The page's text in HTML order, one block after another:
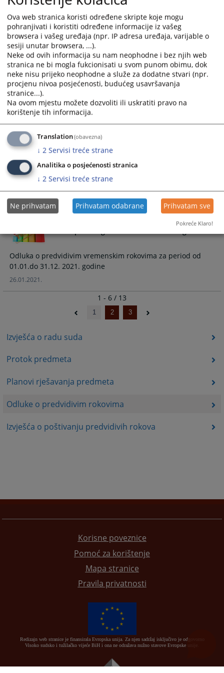
Izvješća o radu suda
Protok predmeta
Planovi rješavanja predmeta
Odluke o predvidivim rokovima
Izvješća o poštivanju predvidivih rokova
Odluke o predvidivim rokovima
Općinskog suda u Livnu za 2023. godinu
Odluke o predvidivim rokovima Općinskog suda u Livnu za
2023. godinu
15.02.2023.
Općinskog suda u Livnu za 2022. godinu
Odluka o predvidivim vremenskim rokovima za period od
01.01.do 31.12. 2022. godine
26.01.2022.
Odluke o predvidivim rokovima
Odluka o predvidivim vremenskim rokovima za period od
01.01.do 31.12. 2021. godine
26.01.2021.
1 - 6 / 13
1 2 3
Korisne poveznice
Pomoć za korištenje
Mapa stranice
Pravila privatnosti
Redizajn web stranice je finansirala Evropska unija. Za njen sadržaj isključivo je odgovorno
Visoko sudsko i tužilačko vijeće BiH i ona ne odražava nužno stavove Evropske unije.
Ova web stranica koristi određene skripte koje mogu
pohranjivati i koristiti određene informacije iz vašeg
browsera i vašeg uređaja (npr. IP adresa uređaja, varijable o
sesiji unutar browsera, ...).
Neke od ovih informacija su nam neophodne i bez njih web
stranica ne bi mogla fukcionisati u svom punom obimu, dok
neke nisu prijeko neophodne a služe za dodatne stvari (npr.
procjenu nivoa posjećenosti, budućeg usavršavanja
stranice...).
Na ovom mjestu možete dozvoliti ili uskratiti pravo na
korištenje tih informacija.
Translation(obavezna)
↓ 2 Servisi treće strane
Analitika o posjećenosti stranica
↓ 2 Servisi treće strane
Ne prihvatam Prihvatam odabrane Prihvatam sve
Pokreće Klaro!